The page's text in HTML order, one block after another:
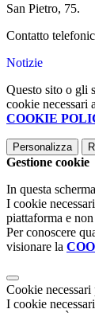
San Pietro, 75.
Contatto
Notizie
Questo sito o gli
cookie necessari
COOKIE
Personalizza
Gestione cookie
In questa
I cookie
piattaforma e
Per conoscere
visionare la
Cookie
I cookie